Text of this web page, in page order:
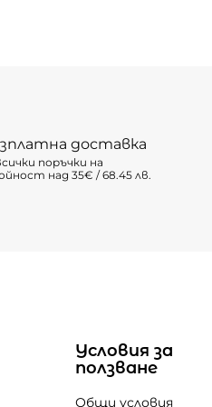
доставка
поръчки на
над 35€ / 68.45 лв.
Условия за
ползване
Общи условия